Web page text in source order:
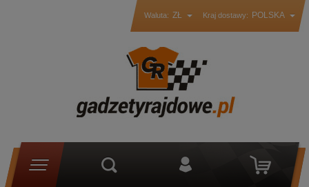
Waluta: ZŁ Kraj dostawy: POLSKA